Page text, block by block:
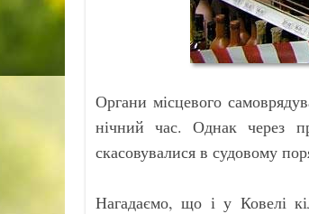
Органи місцевого
нічний час. Однак через
скасовувалися в судовому
Нагадаємо, що і у Ковелі